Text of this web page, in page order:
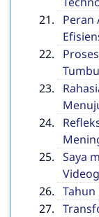
Peran
Saya